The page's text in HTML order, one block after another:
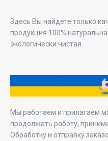
Здесь Вы найдете только
продукция 100%
экологически чистая.
Мы работаем и прилагаем
продолжать работу,
Обработку и отправку